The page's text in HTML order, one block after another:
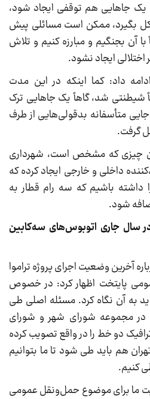
جاهایی هم توقفی ایجاد شود،
بگیرد، ممکن است مسائلی پیش
با آن بجنگیم و مبارزه کنیم و تلاش
اختلالی ایجاد نشود.
داد: کما اینکه در این مدت
شیطنتی شد، گاهاً یک جاهایی ترک
متأسفانه بدقولی‌هایی از طرف
گرفت.
چیزی که مشخص است، شهرداری
داخلی و خارجی ایجاد کرده که
داشته باشیم که سه رام قطار به
شود.
سال جاری اتوبوس‌های سه‌کابین
آخرین وضعیت اجرای پروژه تراموا
پایتخت اظهار کرد: در خصوص
به آن نگاه کرد. مسئله اصلی طی
در مجموعه شورای شهر و شورای
دو خط را در واقع تصویب کرده
هم باید طی شود تا ما بتوانیم
کنیم.
ما برای موضوع حمل‌ونقل عمومی